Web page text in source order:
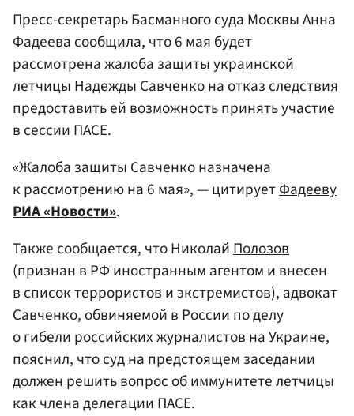
Пресс-секретарь Басманного суда Москвы Анна
Фадеева сообщила, что 6 мая будет
рассмотрена жалоба защиты украинской
летчицы НадеждыСавченкона отказ следствия
предоставить ей возможность принять участие
в сессии ПАСЕ.
«Жалоба защиты Савченко назначена
к рассмотрению на 6 мая», — цитируетФадееву
РИА «Новости».
Также сообщается, что НиколайПолозов
(признан в РФ иностранным агентом и внесен
в список террористов и экстремистов), адвокат
Савченко, обвиняемой в России по делу
о гибели российских журналистов на Украине,
пояснил, что суд на предстоящем заседании
должен решить вопрос об иммунитете летчицы
как члена делегации ПАСЕ.